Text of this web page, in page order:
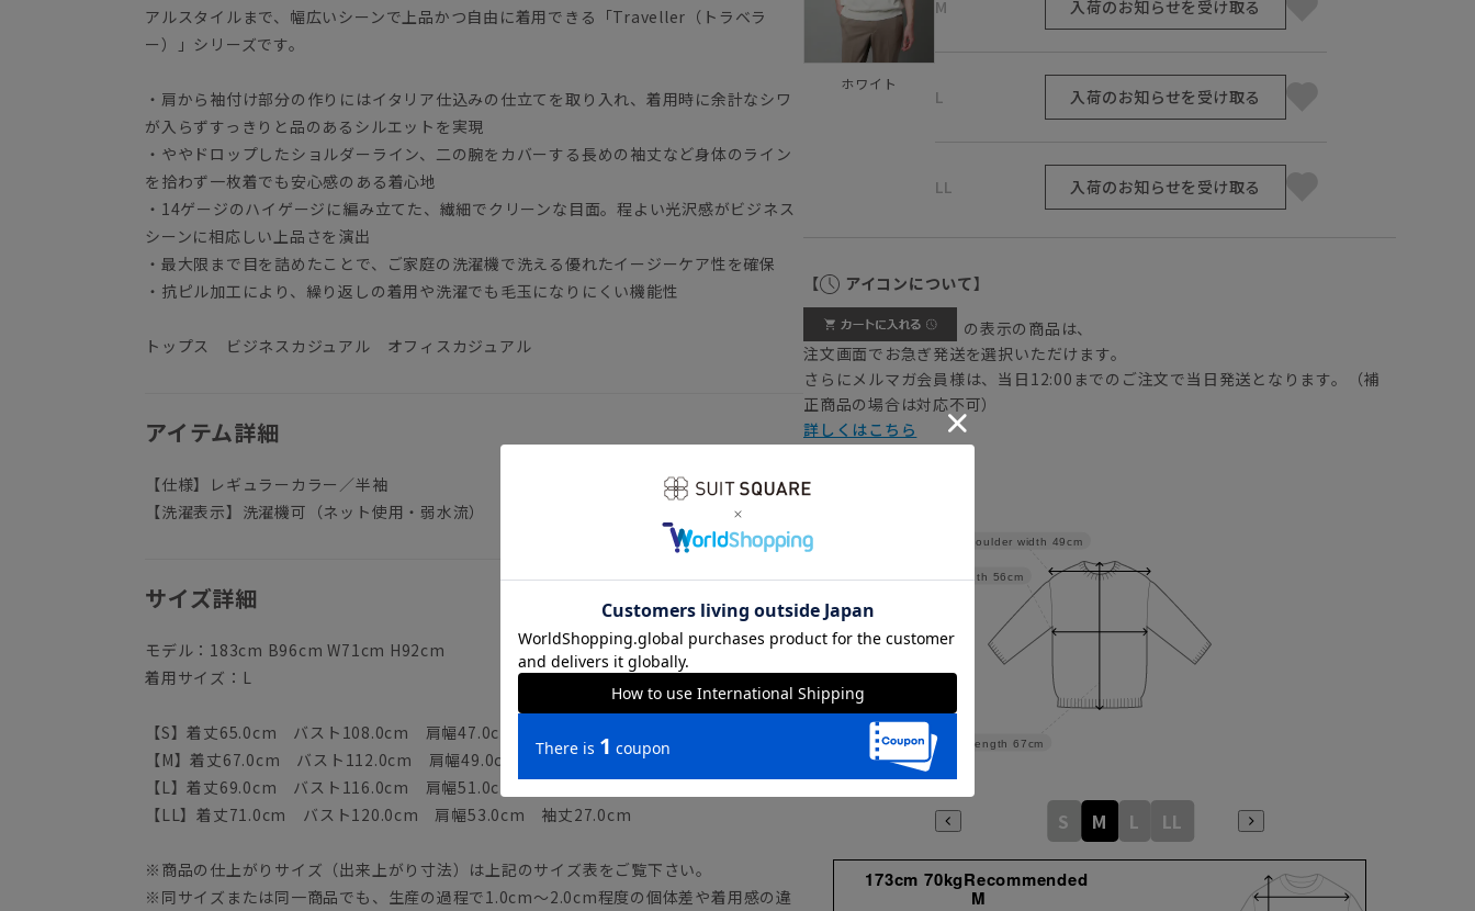
アルスタイルまで、幅広いシーンで上品かつ自由に着用できる「Traveller（トラベラ
ー）」シリーズです。
・肩から袖付け部分の作りにはイタリア仕込みの仕立てを取り入れ、着用時に余計なシワ
が入らずすっきりと品のあるシルエットを実現
・ややドロップしたショルダーライン、二の腕をカバーする長めの袖丈など身体のライン
を拾わず一枚着でも安心感のある着心地
・14ゲージのハイゲージに編み立てた、繊細でクリーンな目面。程よい光沢感がビジネス
シーンに相応しい上品さを演出
・最大限まで目を詰めたことで、ご家庭の洗濯機で洗える優れたイージーケア性を確保
・抗ピル加工により、繰り返しの着用や洗濯でも毛玉になりにくい機能性
トップス ビジネスカジュアル オフィスカジュアル
アイテム詳細
【仕様】レギュラーカラー／半袖
【洗濯表示】洗濯機可（ネット使用・弱水流）
サイズ詳細
モデル：183cm B96cm W71cm H92cm
着用サイズ：L
【S】着丈65.0cm バスト108.0cm 肩幅47.0cm 袖丈23.0cm
【M】着丈67.0cm バスト112.0cm 肩幅49.0cm 袖丈25.0cm
【L】着丈69.0cm バスト116.0cm 肩幅51.0cm 袖丈26.0cm
【LL】着丈71.0cm バスト120.0cm 肩幅53.0cm 袖丈27.0cm
※商品の仕上がりサイズ（出来上がり寸法）は上記のサイズ表をご覧下さい。
※同サイズまたは同一商品でも、生産の過程で1.0cm～2.0cm程度の個体差や着用感の違
ホワイト
M 入荷のお知らせを受け取る
L 入荷のお知らせを受け取る
LL 入荷のお知らせを受け取る
【 アイコンについて】
の表示の商品は、
注文画面でお急ぎ発送を選択いただけます。
さらにメルマガ会員様は、当日12:00までのご注文で当日発送となります。（補
正商品の場合は対応不可）
詳しくはこちら
Length 67cm
Width 56cm
Shoulder width 49cm
S M L LL
173cm 70kgRecommended
M